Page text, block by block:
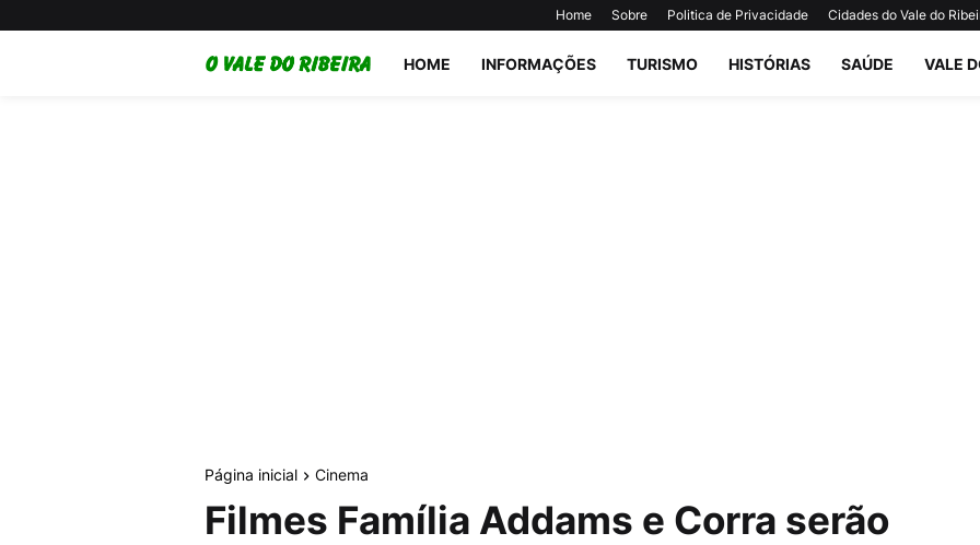
Home Sobre Politica de Privacidade Cidades do Vale do
HOME INFORMAÇÕES TURISMO HISTÓRIAS SAÚDE VALE
Página inicial Cinema
Filmes Família Addams e Corra serão